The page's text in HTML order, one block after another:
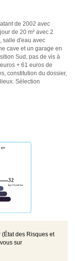
de 2002 avec
de 20 m² avec 2
salle d'eau avec
cave et un garage en
Sud, pas de vis à
+ 61 euros de
constitution du dossier,
Sélection
des Risques et
sur